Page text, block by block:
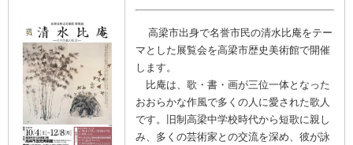
高梁市出身で名誉市民の清水比庵をテー
マとした展覧会を高梁市歴史美術館で開催
します。
比庵は、歌・書・画が三位一体となった
おおらかな作風で多くの人に愛された歌人
です。旧制高梁中学校時代から短歌に親し
み、多くの芸術家との交流を深め、彼が詠